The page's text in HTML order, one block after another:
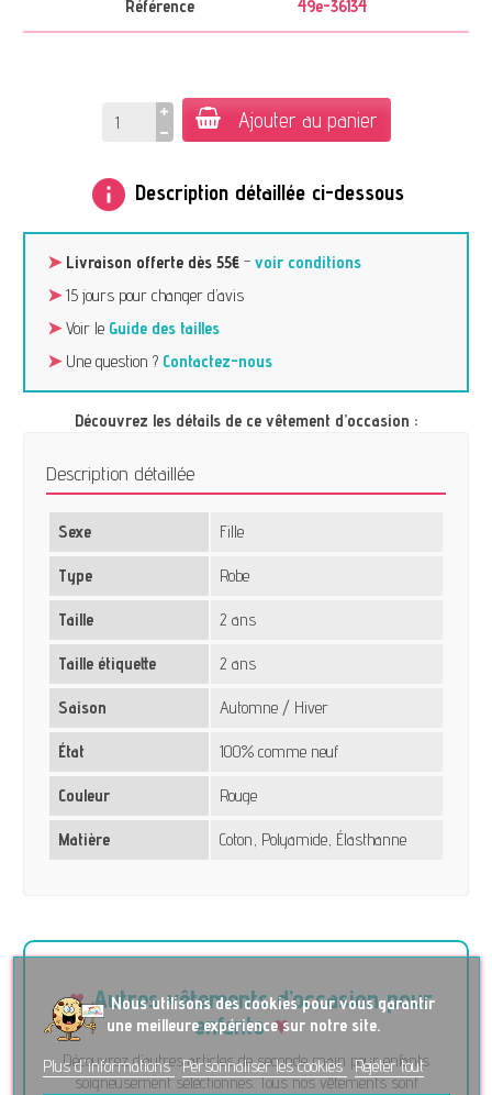
Référence 49e-36134
Ajouter au panier
info Description détaillée ci-dessous
➤ Livraison offerte dès 55€ -voir conditions
➤15 jours pour changer d’avis
➤Voir le Guide des tailles
➤Une question ? Contactez-nous
Découvrez les détails de ce vêtement d’occasion :
Description détaillée
Sexe Fille
Type Robe
Taille 2 ans
Taille étiquette 2 ans
Saison Automne / Hiver
État 100% comme neuf
Couleur Rouge
Matière Coton, Polyamide, Élasthanne
Autres vêtements d’occasion pour
enfants
Découvrez d’autres articles de seconde main pour enfants
soigneusement sélectionnés. Tous nos vêtements sont
Nous utilisons des cookies pour vous garantir
une meilleure expérience sur notre site.
Plus d'informations Personnaliser les cookies Rejeter tout